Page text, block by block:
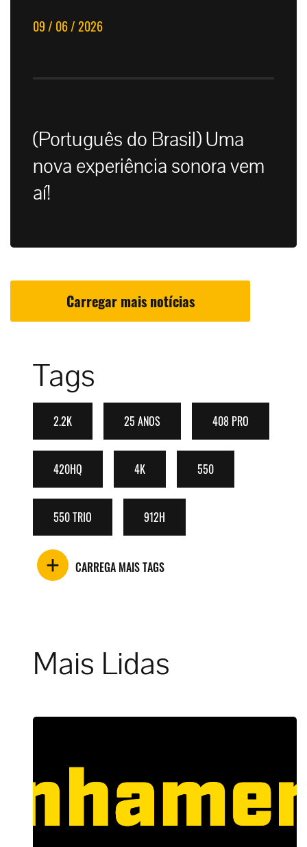
09 / 06 / 2026
(Português do Brasil) Uma
nova experiência sonora vem
aí!
Carregar mais notícias
Tags
2.2K 25 ANOS 408 PRO
420HQ 4K 550
550 TRIO 912H
CARREGA MAIS TAGS
Mais Lidas